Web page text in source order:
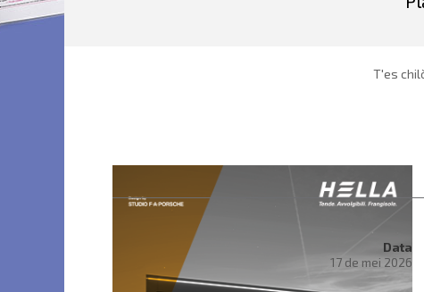
T'es
Data
17 de mei 2026